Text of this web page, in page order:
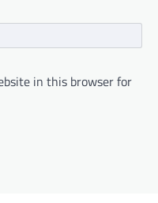
in this browser for